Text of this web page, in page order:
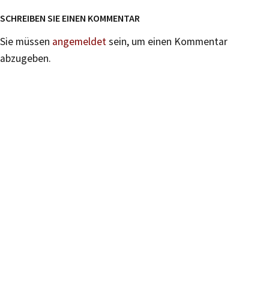
SCHREIBEN SIE EINEN KOMMENTAR
Sie müssen angemeldetsein, um einen Kommentar
abzugeben.